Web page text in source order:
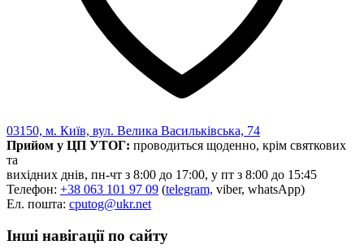
03150, м. Київ, вул. Велика Васильківська, 74
Прийом у ЦП УТОГ: проводиться щоденно, крім святкових
та
вихідних днів, пн-чт з 8:00 до 17:00, у пт з 8:00 до 15:45
Телефон: +38 063 101 97 09 (telegram, viber, whatsApp)
Ел. пошта: cputog@ukr.net
Інші навігації по сайту